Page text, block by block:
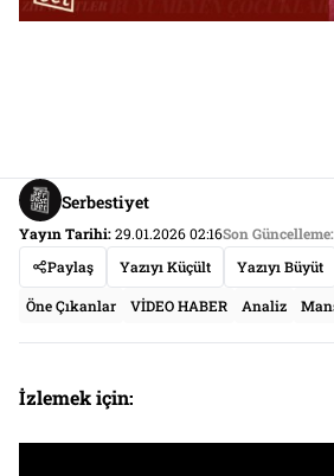
Serbestiyet
Yayın Tarihi:29.01.2026 02:16Son Güncelleme:
Paylaş
Yazıyı Küçült Yazıyı Büyüt
Öne Çıkanlar VİDEO HABER Analiz
İzlemek için: